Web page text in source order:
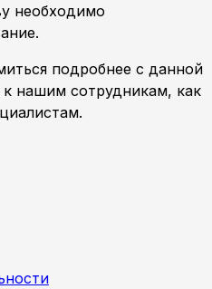
необходимо
подробнее с данной
к нашим сотрудникам, как